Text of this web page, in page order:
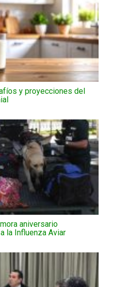
y proyecciones del
aniversario
la Influenza Aviar